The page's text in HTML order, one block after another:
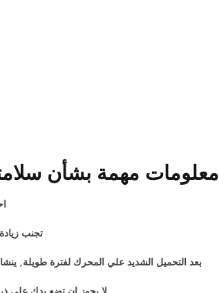
معلومات مهمة بشأن
تجنب
بعد التحميل الشديد علي المحرك لفترة طويلة,
لا يجوز ان تضع يدك علي